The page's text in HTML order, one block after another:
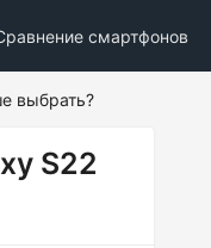
смартфонов
выбрать?
S22